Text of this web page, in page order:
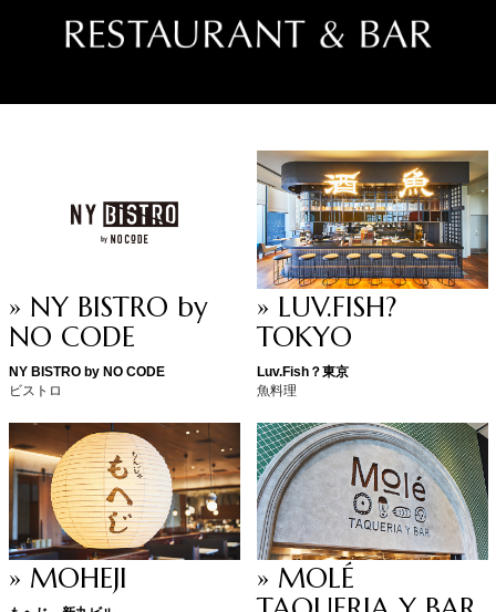
» NY BISTRO by
NO CODE
NY BISTRO by NO CODE
ビストロ
» LUV.FISH?
TOKYO
Luv.Fish？東京
魚料理
» MOHEJI
» MOLÉ